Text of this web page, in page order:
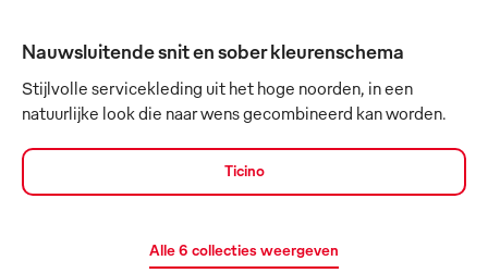
Nauwsluitende snit en sober kleurenschema
Stijlvolle servicekleding uit het hoge noorden, in een
natuurlijke look die naar wens gecombineerd kan worden.
Ticino
Alle 6 collecties weergeven